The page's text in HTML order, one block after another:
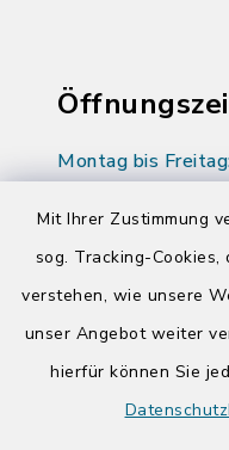
Mit Ihrer Zustimmung
sog. Tracking-
verstehen, wie unsere
unser Angebot weiter
hierfür können Sie
Montag bis
Donnerstag
14:00-17:00 Uhr
Quicklinks